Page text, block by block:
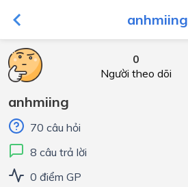
anhmiing
0
Người theo dõi
anhmiing
70 câu hỏi
8 câu trả lời
0 điểm GP